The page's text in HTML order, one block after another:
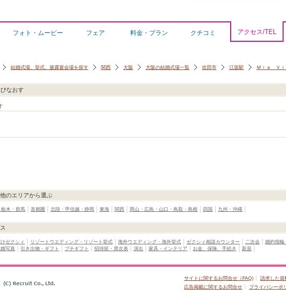
フォト・ムービー フェア 料金・プラン クチコミ アクセス/TEL
結婚式場、挙式、披露宴会場を探す 関西 大阪 大阪の結婚式場一覧 吹田市 江坂駅 Ｍｉａ Ｖｉ
なおす
のエリアから選ぶ
栃木・群馬 首都圏 北陸・甲信越・静岡 東海 関西 岡山・広島・山口・鳥取・島根 四国 九州・沖縄
ゼクシィ リゾートウエディング・リゾート挙式 海外ウエディング・海外挙式 ゼクシィ相談カウンター 二次会
婚約指輪
写真 引き出物・ギフト プチギフト 招待状・席次表 演出 家具・インテリア お金、保険、手続き 新居
サイトに関するお問合せ（FAQ)
請求した資
広告掲載に関するお問合せ
プライバシーポ